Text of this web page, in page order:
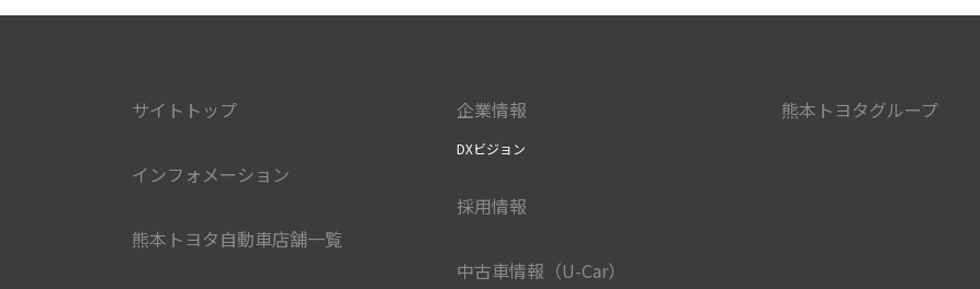
サイトトップ
インフォメーション
熊本トヨタ自動車店舗一覧
企業情報
DXビジョン
採用情報
中古車情報（U-Car）
熊本トヨタグループ